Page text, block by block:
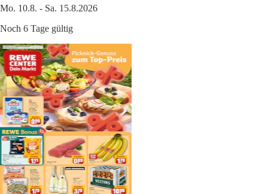
Mo. 10.8. - Sa. 15.8.2026
Noch 6 Tage gültig